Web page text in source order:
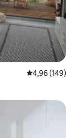
4,96 de uma
4,96 (149)